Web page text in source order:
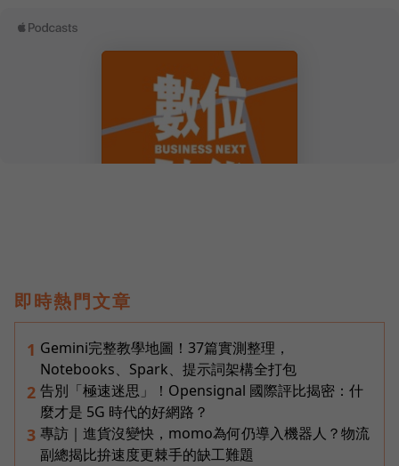
即時熱門文章
1 Gemini完整教學地圖！37篇實測整理，
Notebooks、Spark、提示詞架構全打包
2 告別「極速迷思」！Opensignal 國際評比揭密：什
麼才是 5G 時代的好網路？
3 專訪｜進貨沒變快，momo為何仍導入機器人？物流
副總揭比拚速度更棘手的缺工難題